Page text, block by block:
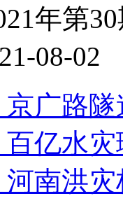
年第
08-02
京广路
百亿水
河南洪